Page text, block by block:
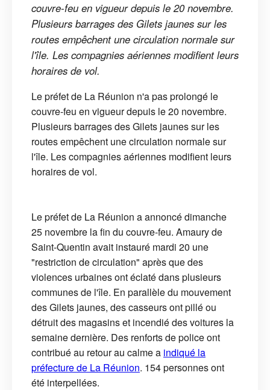
couvre-feu en vigueur depuis le 20 novembre.
Plusieurs barrages des Gilets jaunes sur les
routes empêchent une circulation normale sur
l'île. Les compagnies aériennes modifient leurs
horaires de vol.
Le préfet de La Réunion n'a pas prolongé le
couvre-feu en vigueur depuis le 20 novembre.
Plusieurs barrages des Gilets jaunes sur les
routes empêchent une circulation normale sur
l'île. Les compagnies aériennes modifient leurs
horaires de vol.
Le préfet de La Réunion a annoncé dimanche
25 novembre la fin du couvre-feu. Amaury de
Saint-Quentin avait instauré mardi 20 une
"restriction de circulation" après que des
violences urbaines ont éclaté dans plusieurs
communes de l'île. En parallèle du mouvement
des Gilets jaunes, des casseurs ont pillé ou
détruit des magasins et incendié des voitures la
semaine dernière. Des renforts de police ont
contribué au retour au calme a indiqué la
préfecture de La Réunion. 154 personnes ont
été interpellées.